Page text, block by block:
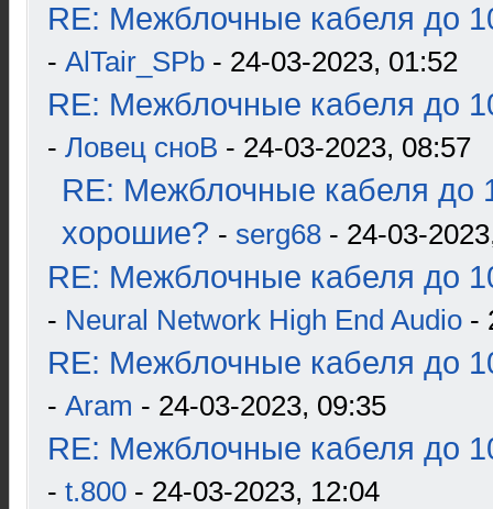
RE: Межблочные кабеля до
- AlTair_SPb - 24-03-2023, 01:52
RE: Межблочные кабеля до
- Ловец сноВ - 24-03-2023, 08:57
RE: Межблочные кабеля до
хорошие? - serg68 - 24-03-
RE: Межблочные кабеля до
- Neural Network High End Audio -
RE: Межблочные кабеля до
- Aram - 24-03-2023, 09:35
RE: Межблочные кабеля до
- t.800 - 24-03-2023, 12:04